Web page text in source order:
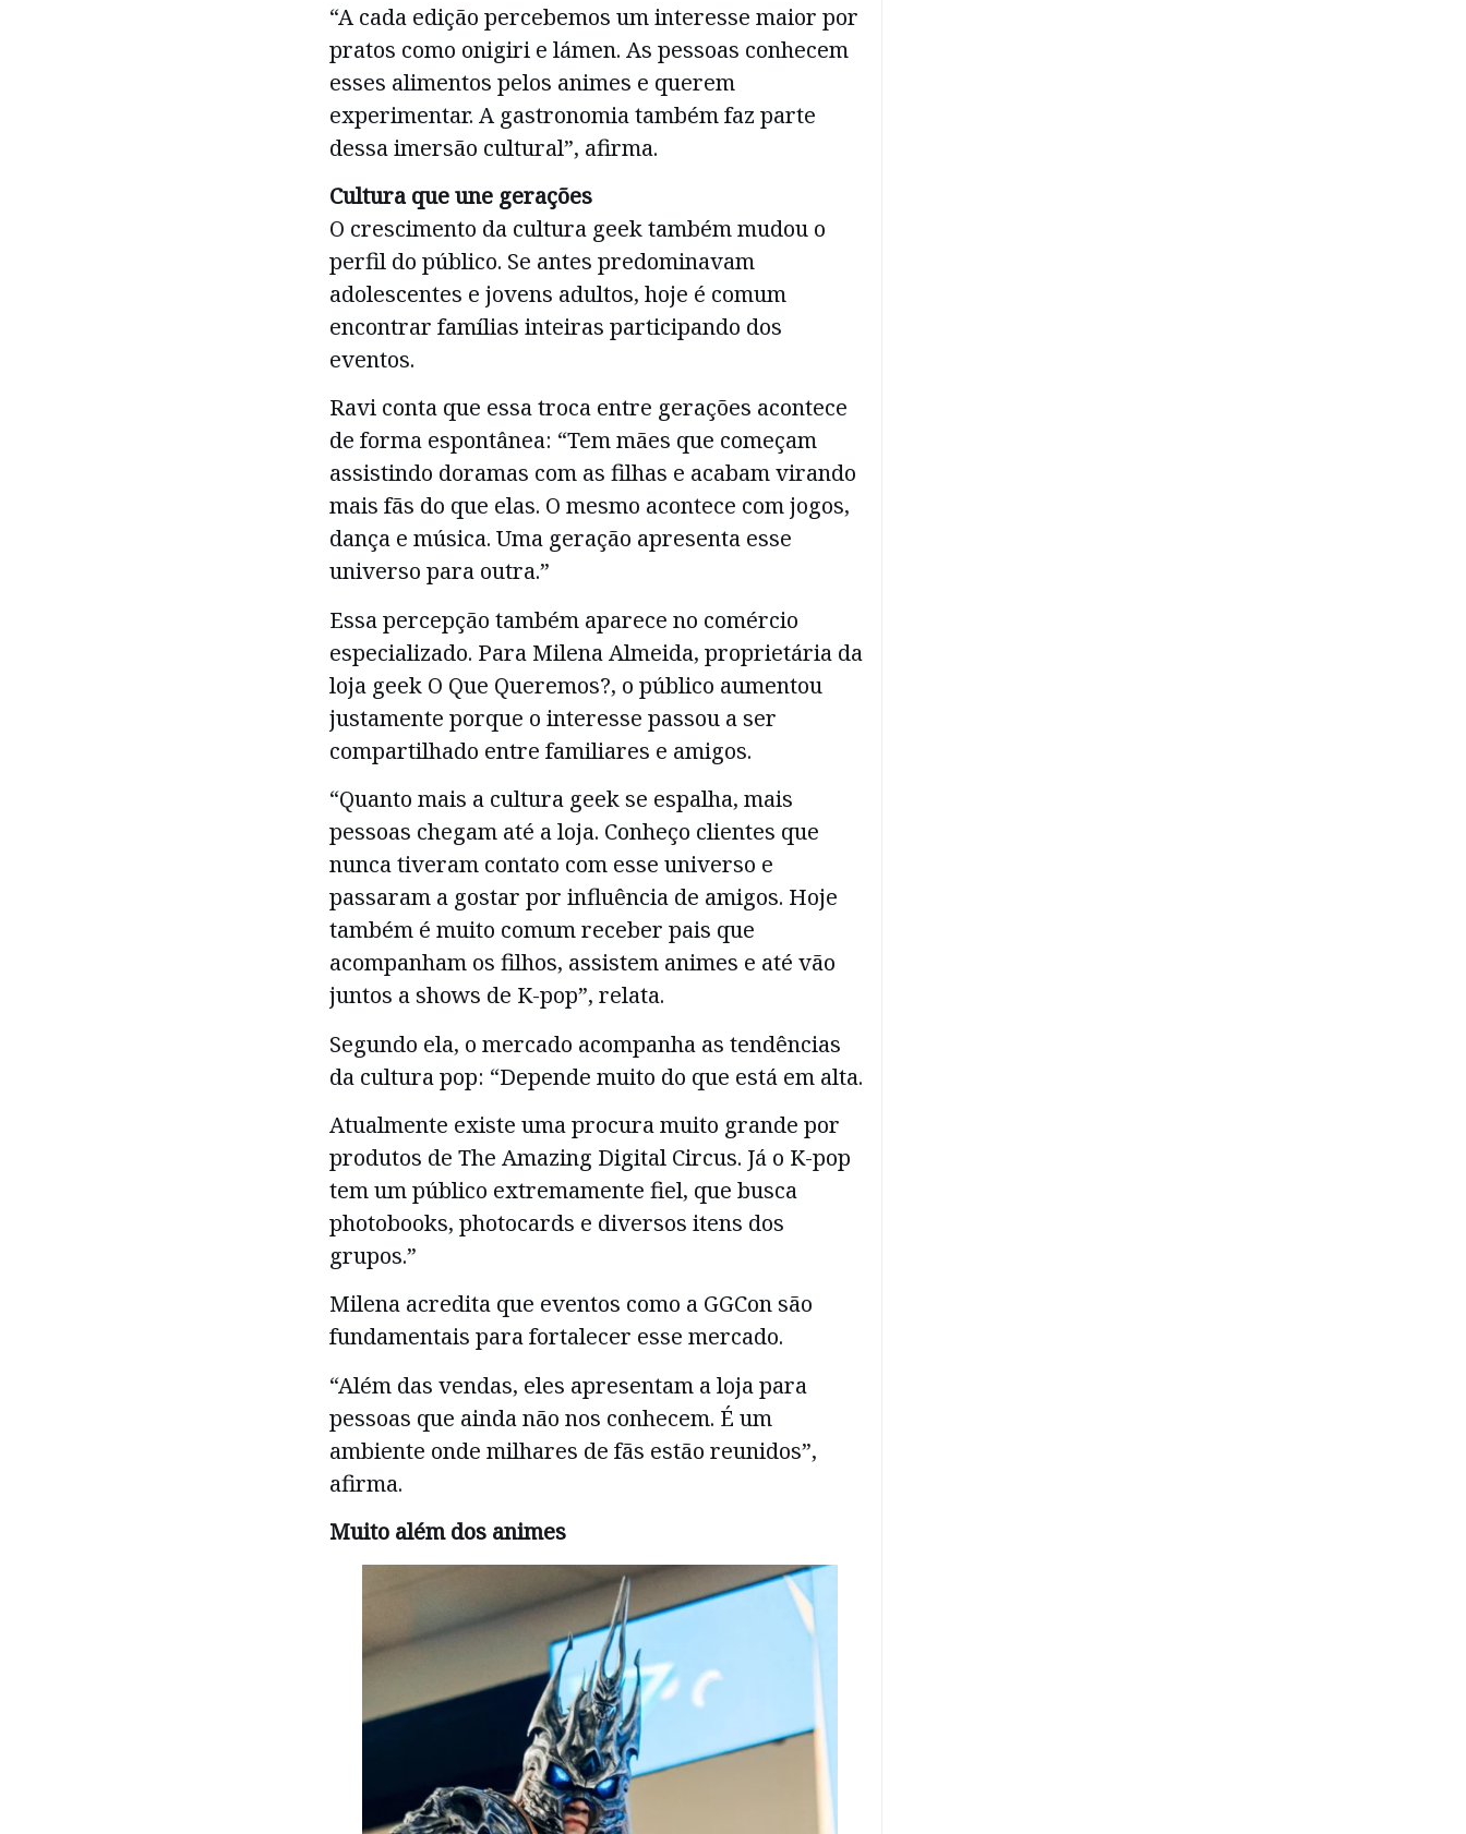
“A cada edição percebemos um interesse maior por
pratos como onigiri e lámen. As pessoas conhecem
esses alimentos pelos animes e querem
experimentar. A gastronomia também faz parte
dessa imersão cultural”, afirma.
Cultura que une gerações
O crescimento da cultura geek também mudou o
perfil do público. Se antes predominavam
adolescentes e jovens adultos, hoje é comum
encontrar famílias inteiras participando dos
eventos.
Ravi conta que essa troca entre gerações acontece
de forma espontânea: “Tem mães que começam
assistindo doramas com as filhas e acabam virando
mais fãs do que elas. O mesmo acontece com jogos,
dança e música. Uma geração apresenta esse
universo para outra.”
Essa percepção também aparece no comércio
especializado. Para Milena Almeida, proprietária da
loja geek O Que Queremos?, o público aumentou
justamente porque o interesse passou a ser
compartilhado entre familiares e amigos.
“Quanto mais a cultura geek se espalha, mais
pessoas chegam até a loja. Conheço clientes que
nunca tiveram contato com esse universo e
passaram a gostar por influência de amigos. Hoje
também é muito comum receber pais que
acompanham os filhos, assistem animes e até vão
juntos a shows de K-pop”, relata.
Segundo ela, o mercado acompanha as tendências
da cultura pop: “Depende muito do que está em alta.
Atualmente existe uma procura muito grande por
produtos de The Amazing Digital Circus. Já o K-pop
tem um público extremamente fiel, que busca
photobooks, photocards e diversos itens dos
grupos.”
Milena acredita que eventos como a GGCon são
fundamentais para fortalecer esse mercado.
“Além das vendas, eles apresentam a loja para
pessoas que ainda não nos conhecem. É um
ambiente onde milhares de fãs estão reunidos”,
afirma.
Muito além dos animes